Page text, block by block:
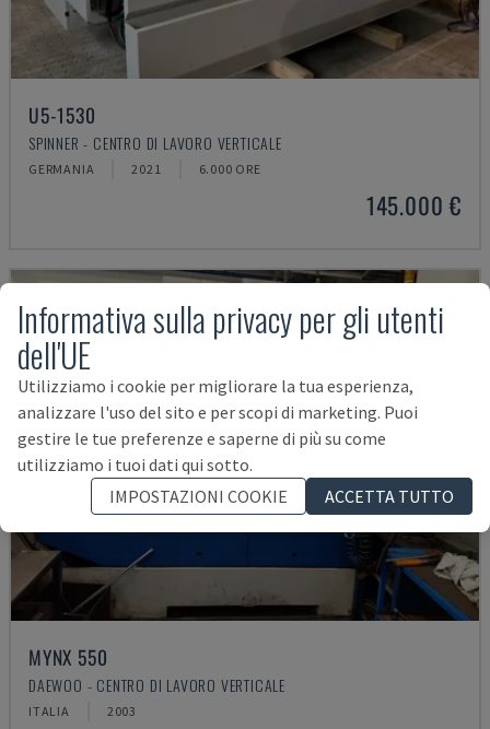
U5-1530
SPINNER - CENTRO DI LAVORO VERTICALE
GERMANIA 2021 6.000 ORE
145.000 €
MYNX 550
DAEWOO - CENTRO DI LAVORO VERTICALE
ITALIA 2003
Informativa sulla privacy per gli utenti
dell'UE
Utilizziamo i cookie per migliorare la tua esperienza,
analizzare l'uso del sito e per scopi di marketing. Puoi
gestire le tue preferenze e saperne di più su come
utilizziamo i tuoi dati qui sotto.
IMPOSTAZIONI COOKIE
ACCETTA TUTTO